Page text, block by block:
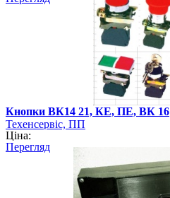
Кнопки ВК14 21, КЕ, ПЕ, ВК 16
Техенсервіс, ПП
Ціна:
Перегляд